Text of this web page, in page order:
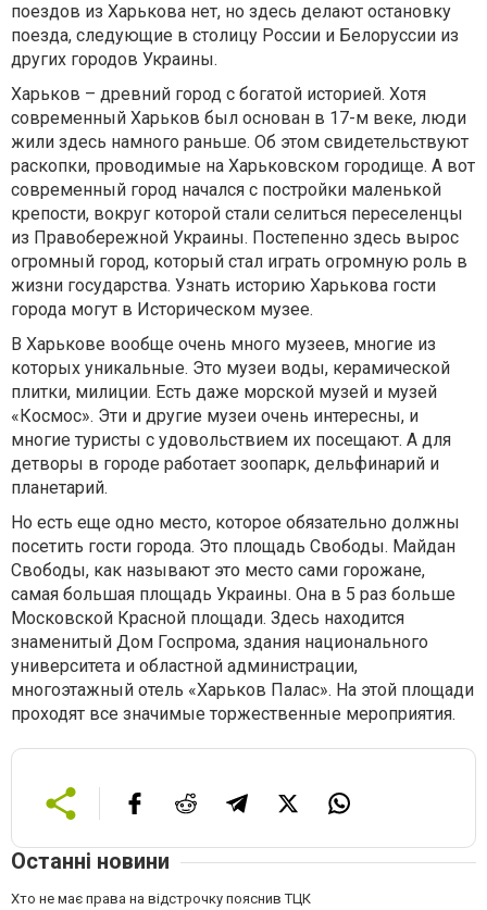
поездов из Харькова нет, но здесь делают остановку
поезда, следующие в столицу России и Белоруссии из
других городов Украины.
Харьков – древний город с богатой историей. Хотя
современный Харьков был основан в 17-м веке, люди
жили здесь намного раньше. Об этом свидетельствуют
раскопки, проводимые на Харьковском городище. А вот
современный город начался с постройки маленькой
крепости, вокруг которой стали селиться переселенцы
из Правобережной Украины. Постепенно здесь вырос
огромный город, который стал играть огромную роль в
жизни государства. Узнать историю Харькова гости
города могут в Историческом музее.
В Харькове вообще очень много музеев, многие из
которых уникальные. Это музеи воды, керамической
плитки, милиции. Есть даже морской музей и музей
«Космос». Эти и другие музеи очень интересны, и
многие туристы с удовольствием их посещают. А для
детворы в городе работает зоопарк, дельфинарий и
планетарий.
Но есть еще одно место, которое обязательно должны
посетить гости города. Это площадь Свободы. Майдан
Свободы, как называют это место сами горожане,
самая большая площадь Украины. Она в 5 раз больше
Московской Красной площади. Здесь находится
знаменитый Дом Госпрома, здания национального
университета и областной администрации,
многоэтажный отель «Харьков Палас». На этой площади
проходят все значимые торжественные мероприятия.
Останні новини
Хто не має права на відстрочку пояснив ТЦК